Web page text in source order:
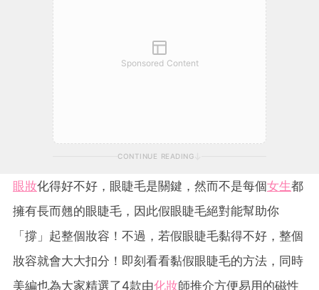
Sponsored Content
CONTINUE READING
眼妝化得好不好，眼睫毛是關鍵，然而不是每個女生都
擁有長而翹的眼睫毛，因此假眼睫毛絕對能幫助你
「撐」起整個妝容！不過，若假眼睫毛黏得不好，整個
妝容就會大大扣分！即刻看看黏假眼睫毛的方法，同時
美編也為大家精選了4款由化妝師推介方便易用的磁性